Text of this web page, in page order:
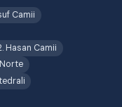
Camii
Hasan Camii